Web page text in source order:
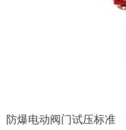
防爆电动阀门试压标准